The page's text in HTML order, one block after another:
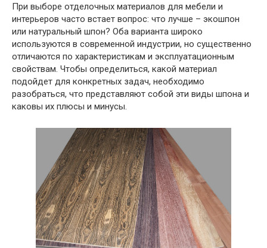
При выборе отделочных материалов для мебели и
интерьеров часто встает вопрос: что лучше – экошпон
или натуральный шпон? Оба варианта широко
используются в современной индустрии, но существенно
отличаются по характеристикам и эксплуатационным
свойствам. Чтобы определиться, какой материал
подойдет для конкретных задач, необходимо
разобраться, что представляют собой эти виды шпона и
каковы их плюсы и минусы.